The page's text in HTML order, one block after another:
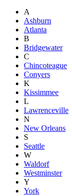
A
Ashburn
Atlanta
B
Bridgewater
C
Chincoteague
Conyers
K
Kissimmee
L
Lawrenceville
N
New Orleans
S
Seattle
W
Waldorf
Westminster
Y
York